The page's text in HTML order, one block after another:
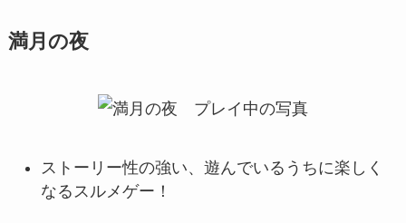
満月の夜
ストーリー性の強い、遊んでいるうちに楽しく
なるスルメゲー！